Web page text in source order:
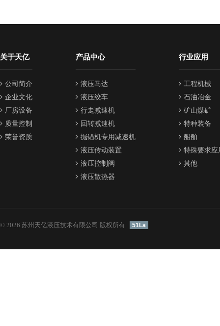
关于天亿
公司简介
企业文化
厂房设备
质量控制
荣誉资质
产品中心
液压马达
液压绞车
行走减速机
回转减速机
掘锚机专用减速机
液压传动装置
液压控制阀
液压散热器
行业应用
工程机械
石油冶金
矿山煤矿
特种装备
船舶
特殊要求应
其他
© 2026 苏州天亿液压技术有限公司 版权所有 51La